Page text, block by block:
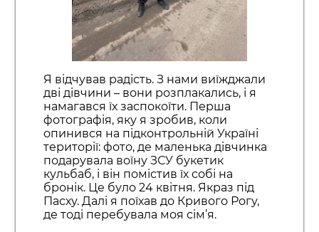
Я відчував радість. З нами виїжджали
дві дівчини – вони розплакались, і я
намагався їх заспокоїти. Перша
фотографія, яку я зробив, коли
опинився на підконтрольній Україні
території: фото, де маленька дівчинка
подарувала воїну ЗСУ букетик
кульбаб, і він помістив їх собі на
бронік. Це було 24 квітня. Якраз під
Пасху. Далі я поїхав до Кривого Рогу,
де тоді перебувала моя сім’я.